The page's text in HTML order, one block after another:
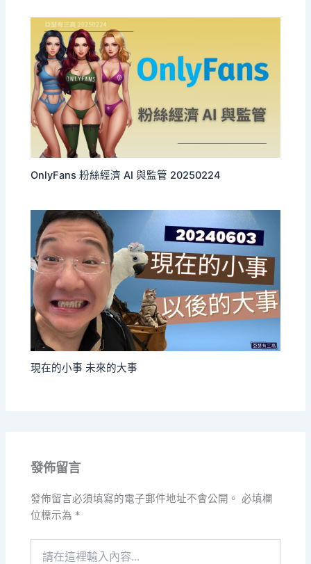
OnlyFans 粉絲經濟 AI 與監管 20250224
現在的小事 未來的大事
發佈留言
發佈留言必須填寫的電子郵件地址不會公開。 必填欄
位標示為 *